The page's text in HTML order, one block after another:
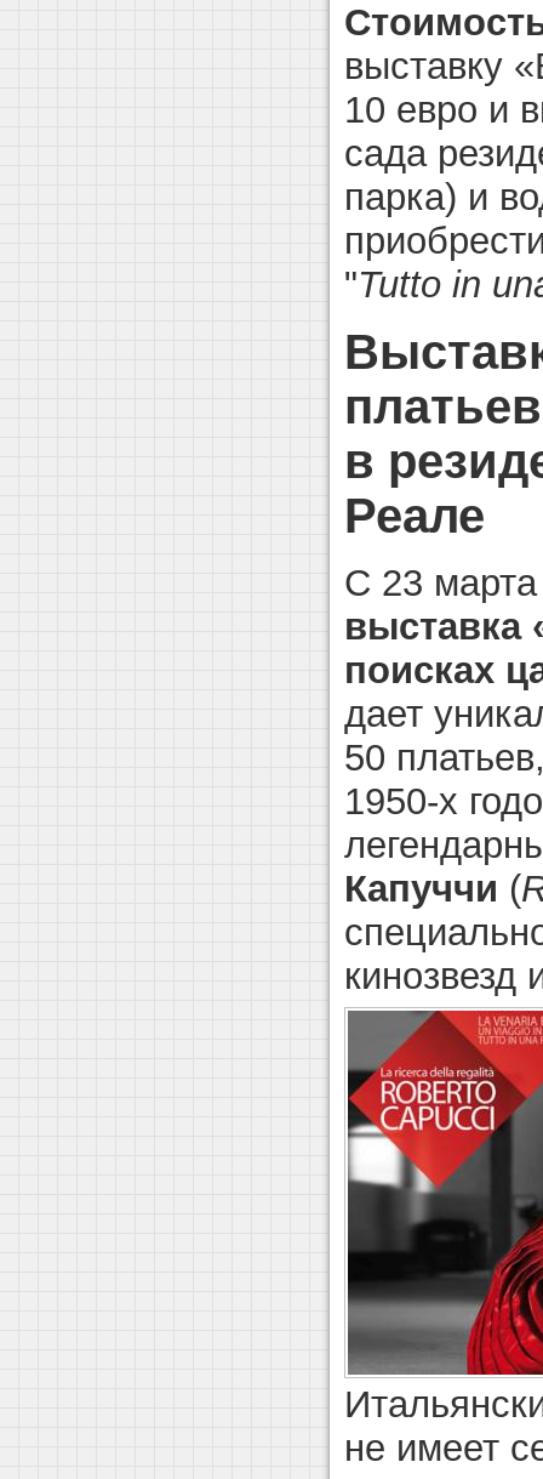
выставку
10 евро и
сада
парка) и
"Tutto in
в
Реале
С 23 марта
выставка
поисках
дает
50
1950-х
Капуччи (
кинозвезд
не имеет